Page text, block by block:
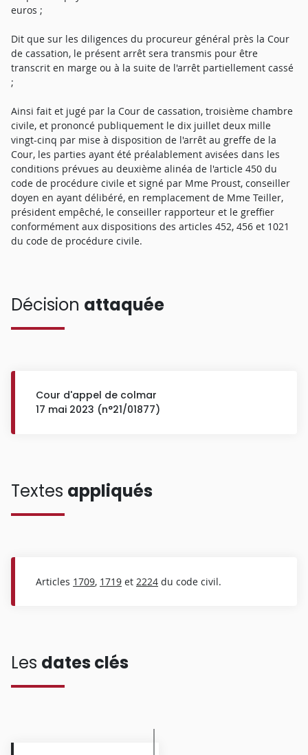
euros ;
Dit que sur les diligences du procureur général près la Cour
de cassation, le présent arrêt sera transmis pour être
transcrit en marge ou à la suite de l'arrêt partiellement cassé
;
Ainsi fait et jugé par la Cour de cassation, troisième chambre
civile, et prononcé publiquement le dix juillet deux mille
vingt-cinq par mise à disposition de l'arrêt au greffe de la
Cour, les parties ayant été préalablement avisées dans les
conditions prévues au deuxième alinéa de l'article 450 du
code de procédure civile et signé par Mme Proust, conseiller
doyen en ayant délibéré, en remplacement de Mme Teiller,
président empêché, le conseiller rapporteur et le greffier
conformément aux dispositions des articles 452, 456 et 1021
du code de procédure civile.
Décision attaquée
Cour d'appel de colmar
17 mai 2023 (n°21/01877)
Textes appliqués
Articles 1709, 1719 et 2224 du code civil.
Les dates clés